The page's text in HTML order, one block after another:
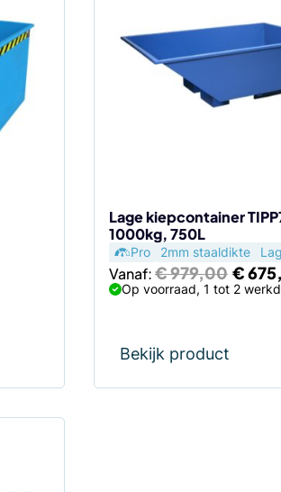
Lage kiepcontainer
1000kg, 750L
Pro 2mm staaldikte
Vanaf:€979,00
prijs
€
Op voorraad, 1 tot 2
Bekijk product